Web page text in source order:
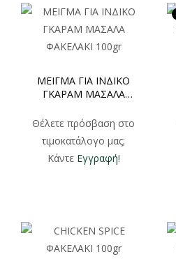
ΜΕΙΓΜΑ ΓΙΑ ΙΝΔΙΚΟ
ΓΚΑΡΑΜ ΜΑΣΑΛΑ
Θέλετε πρόσβαση στο
τιμοκατάλογο μας;
Κάντε Εγγραφή!